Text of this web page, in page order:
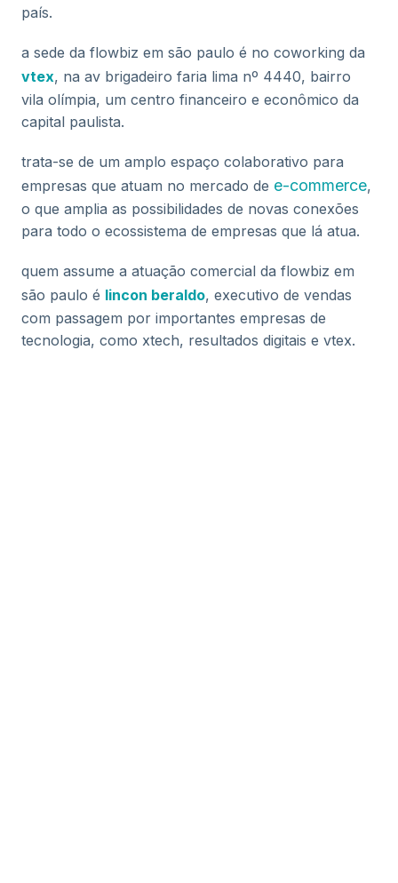
país.
a sede da flowbiz em são paulo é no coworking da
vtex, na av brigadeiro faria lima nº 4440, bairro
vila olímpia, um centro financeiro e econômico da
capital paulista.
trata-se de um amplo espaço colaborativo para
empresas que atuam no mercado de e-commerce,
o que amplia as possibilidades de novas conexões
para todo o ecossistema de empresas que lá atua.
quem assume a atuação comercial da flowbiz em
são paulo é lincon beraldo, executivo de vendas
com passagem por importantes empresas de
tecnologia, como xtech, resultados digitais e vtex.